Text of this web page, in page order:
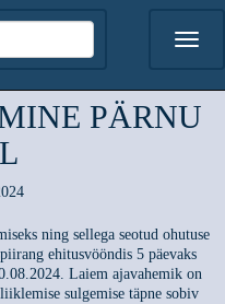
PÄRNU
ning sellega seotud ohutuse
ehitusvööndis 5 päevaks
Laiem ajavahemik on
sulgemise täpne sobiv